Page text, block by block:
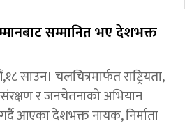
सम्मानित भए देशभक्त
साउन। चलचित्रमार्फत राष्ट्रियता,
र जनचेतनाको अभियान
आएका देशभक्त नायक, निर्माता